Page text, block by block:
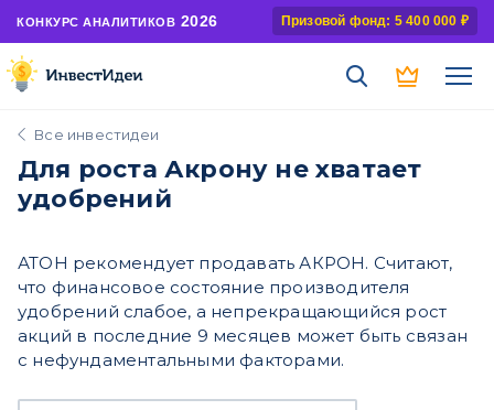
КОНКУРС АНАЛИТИКОВ 2026 Призовой фонд: 5 400 000 ₽
Все инвестидеи
Для роста Акрону не хватает
удобрений
АТОН рекомендует продавать АКРОН. Считают,
что финансовое состояние производителя
удобрений слабое, а непрекращающийся рост
акций в последние 9 месяцев может быть связан
с нефундаментальными факторами.